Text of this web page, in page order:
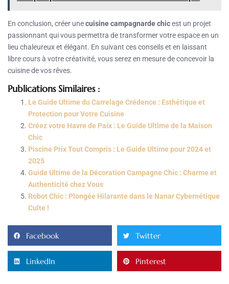
En conclusion, créer unecuisine campagnarde chicest un projet
passionnant qui vous permettra de transformer votre espace en un
lieu chaleureux et élégant. En suivant ces conseils et en laissant
libre cours à votre créativité, vous serez en mesure de concevoir la
cuisine de vos rêves.
Publications Similaires :
Le Guide Ultime du Carrelage Crédence : Esthétique et
Protection pour Votre Cuisine
Créez votre Havre de Paix : Le Guide Ultime de la Maison
Chic
Piscine Prix Tout Compris : Le Guide Ultime pour 2024 et
2025
Guide Ultime de la Décoration Campagne Chic : Charme et
Authenticité chez Vous
Robot Chic : Plongée Hilarante dans le Nanar Cybernétique
Culte !
Facebook Twitter
LinkedIn Pinterest